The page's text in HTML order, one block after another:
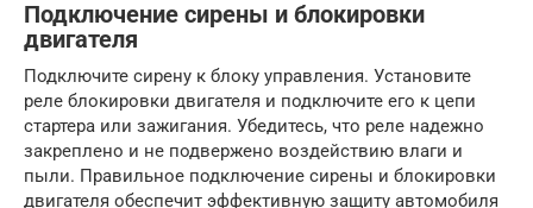
Подключение сирены и блокировки
двигателя
Подключите сирену к блоку управления. Установите
реле блокировки двигателя и подключите его к цепи
стартера или зажигания. Убедитесь, что реле надежно
закреплено и не подвержено воздействию влаги и
пыли. Правильное подключение сирены и блокировки
двигателя обеспечит эффективную защиту автомобиля